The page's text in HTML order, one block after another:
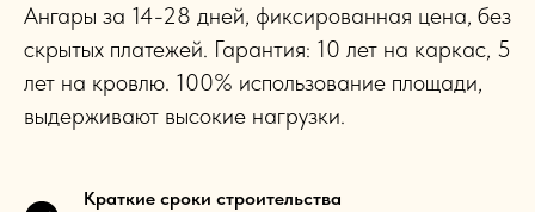
Ангары за 14-28 дней, фиксированная цена, без
скрытых платежей. Гарантия: 10 лет на каркас, 5
лет на кровлю. 100% использование площади,
выдерживают высокие нагрузки.
Краткие сроки строительства